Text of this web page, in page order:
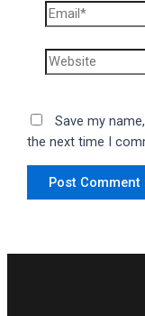
Email*
Website
Save my
the next time I